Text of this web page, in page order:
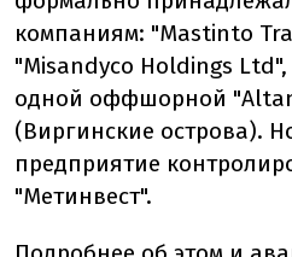
компаниям: "Mastinto
"Misandyco Holdings
одной оффшорной
(Виргинские острова).
предприятие
"Метинвест".